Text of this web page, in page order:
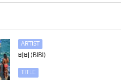
ARTIST
비비(BIBI)
TITLE